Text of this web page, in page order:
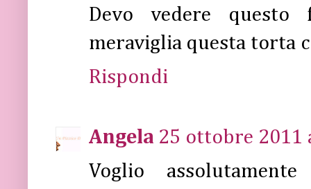
Devo vedere questo
meraviglia questa torta
Rispondi
Angela 25 ottobre 2011
Voglio